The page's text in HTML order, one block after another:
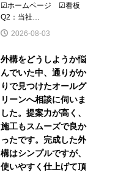
☑ホームページ ☑看板
Q2：当社…
2026-08-03
外構をどうしようか悩
んでいた中、通りがか
りで見つけたオールグ
リーンへ相談に伺いま
した。提案力が高く、
施工もスムーズで良か
ったです。完成した外
構はシンプルですが、
使いやすく仕上げて頂